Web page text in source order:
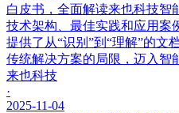
白皮书，全面解读来也科技智
技术架构、最佳实践和应用案
提供了从“识别”到“理解”的文
传统解决方案的局限，迈入智
来也科技
·
2025-11-04